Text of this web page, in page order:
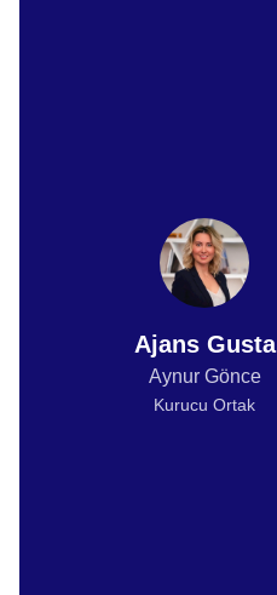
Ajans Gusta
Aynur Gönce
Kurucu Ortak